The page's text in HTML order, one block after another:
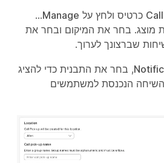
כרטיס ולחץ על Manage
...
מוצג. בחר את המיקום ובחר את
שברצונך לערוך.
, בחר את התבנית כדי להציג
הנכנסת למשתמשים